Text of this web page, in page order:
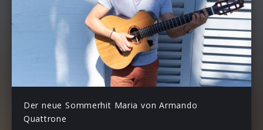
Der neue Sommerhit Maria von Armando
Quattrone